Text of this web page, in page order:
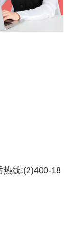
热线:(2)400-18